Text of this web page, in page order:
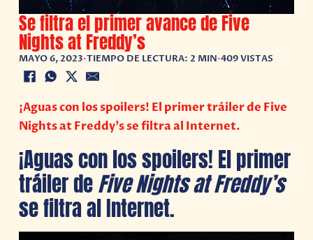
Se filtra el primer avance de Five
Nights at Freddy’s
MAYO 6, 2023•TIEMPO DE LECTURA: 2 MIN•409 VISTAS
¡Aguas con los spoilers! El primer tráiler de Five
Nights at Freddy’s se filtra al Internet.
¡Aguas con los spoilers! El primer
tráiler deFive Nights at Freddy’s
se filtra al Internet.